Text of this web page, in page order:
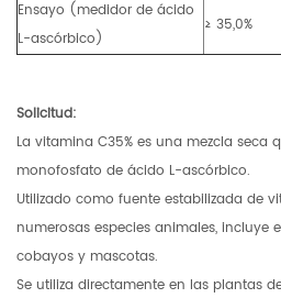
Ensayo (medidor de ácido
L-ascórbico)
≥ 35,0%
Solicitud:
La vitamina C35% es una mezcla seca
monofosfato de ácido L-ascórbico.
Utilizado como fuente estabilizada de
numerosas especies animales, incluye
cobayos y mascotas.
Se utiliza directamente en las plantas